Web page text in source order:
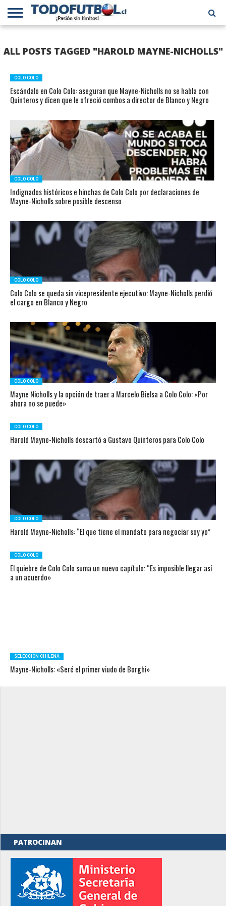
BCHILENA
EN EL
MUNDO
INTERNACIONAL
ALL POSTS TAGGED "HAROLD MAYNE-NICHOLLS"
COLO COLO
Escándalo en Colo Colo: aseguran que Mayne-Nicholls no se habla con
Quinteros y dicen que le ofreció combos a director de Blanco y Negro
COLO COLO
Indignados históricos e hinchas de Colo Colo por declaraciones de
Mayne-Nicholls sobre posible descenso
COLO COLO
Colo Colo se queda sin vicepresidente ejecutivo: Mayne-Nicholls perdió
el cargo en Blanco y Negro
COLO COLO
Mayne Nicholls y la opción de traer a Marcelo Bielsa a Colo Colo: «Por
ahora no se puede»
COLO COLO
Harold Mayne-Nicholls descartó a Gustavo Quinteros para Colo Colo
COLO COLO
Harold Mayne-Nicholls: “El que tiene el mandato para negociar soy yo”
COLO COLO
El quiebre de Colo Colo suma un nuevo capítulo: “Es imposible llegar así
a un acuerdo»
SELECCIÓN CHILENA
Mayne-Nicholls: «Seré el primer viudo de Borghi»
PATROCINAN